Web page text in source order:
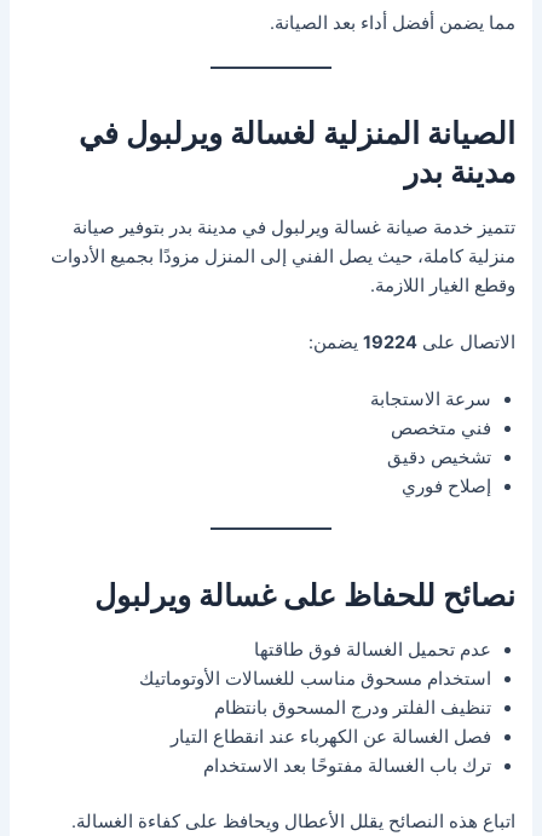
مما يضمن أفضل أداء بعد الصيانة.
الصيانة المنزلية لغسالة ويرلبول في
مدينة بدر
تتميز خدمة صيانة غسالة ويرلبول في مدينة بدر بتوفير صيانة
منزلية كاملة، حيث يصل الفني إلى المنزل مزودًا بجميع الأدوات
وقطع الغيار اللازمة.
الاتصال على19224 يضمن:
سرعة الاستجابة
فني متخصص
تشخيص دقيق
إصلاح فوري
نصائح للحفاظ على غسالة ويرلبول
عدم تحميل الغسالة فوق طاقتها
استخدام مسحوق مناسب للغسالات الأوتوماتيك
تنظيف الفلتر ودرج المسحوق بانتظام
فصل الغسالة عن الكهرباء عند انقطاع التيار
ترك باب الغسالة مفتوحًا بعد الاستخدام
اتباع هذه النصائح يقلل الأعطال ويحافظ على كفاءة الغسالة.